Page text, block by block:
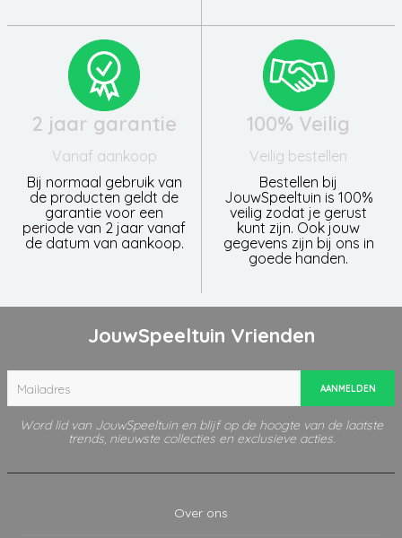
2 jaar garantie
Vanaf aankoop
Bij normaal gebruik van
de producten geldt de
garantie voor een
periode van 2 jaar vanaf
de datum van aankoop.
100% Veilig
Veilig bestellen
Bestellen bij
JouwSpeeltuin is 100%
veilig zodat je gerust
kunt zijn. Ook jouw
gegevens zijn bij ons in
goede handen.
JouwSpeeltuin Vrienden
AANMELDEN
Word lid van JouwSpeeltuin en blijf op de hoogte van de laatste
trends, nieuwste collecties en exclusieve acties.
Over ons